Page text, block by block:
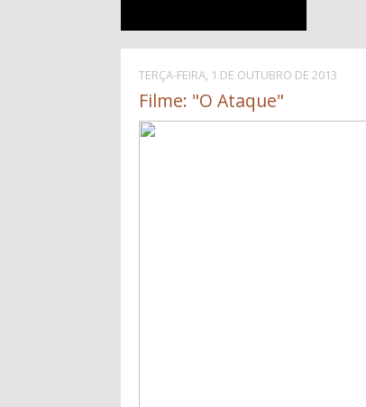
TERÇA-FEIRA, 1 DE OUTUBRO DE 2013
Filme: "O Ataque"